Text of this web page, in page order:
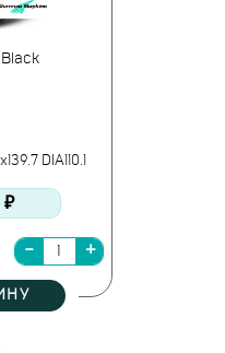
DIA110.1
₽